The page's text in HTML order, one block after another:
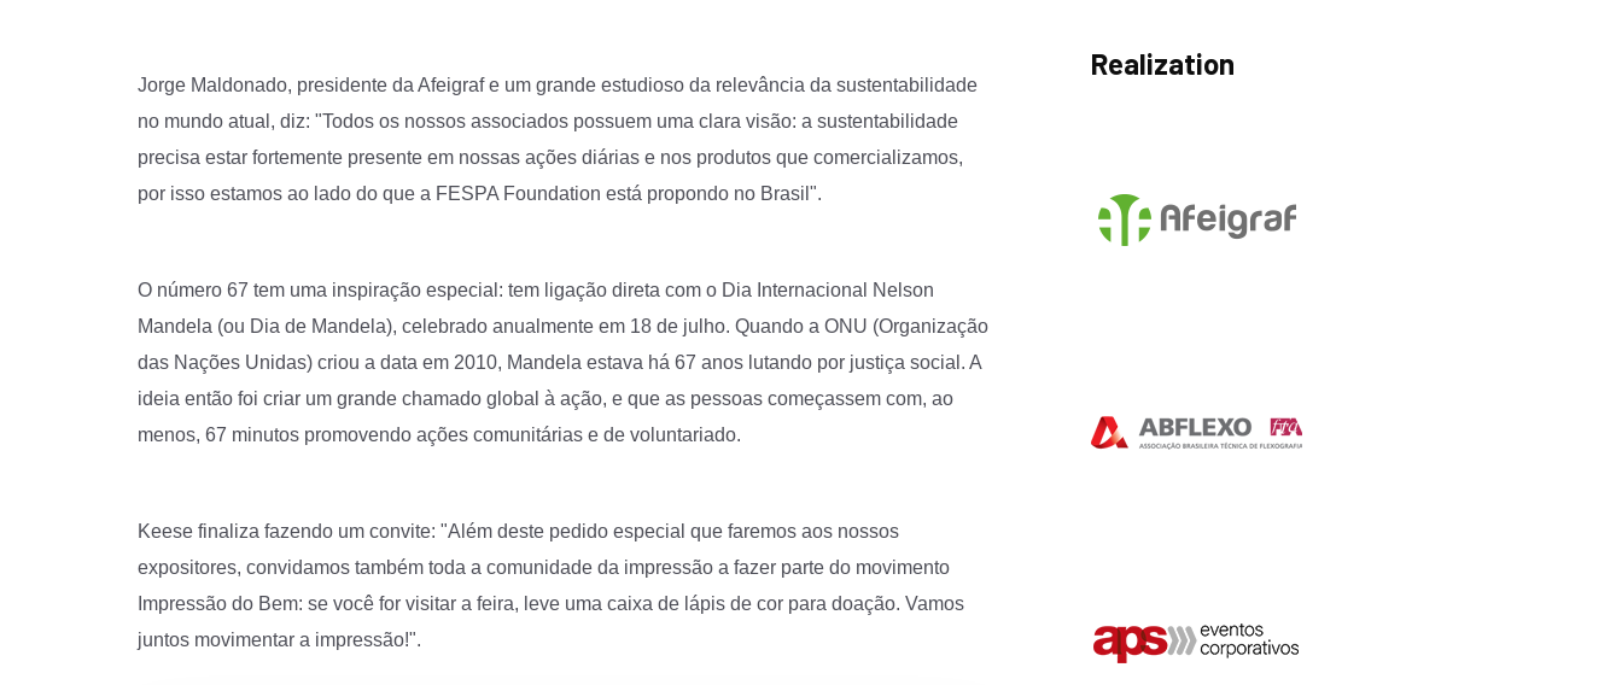
Jorge Maldonado, presidente da Afeigraf e um grande estudioso da relevância da sustentabilidade
no mundo atual, diz: "Todos os nossos associados possuem uma clara visão: a sustentabilidade
precisa estar fortemente presente em nossas ações diárias e nos produtos que comercializamos,
por isso estamos ao lado do que a FESPA Foundation está propondo no Brasil".
O número 67 tem uma inspiração especial: tem ligação direta com o Dia Internacional Nelson
Mandela (ou Dia de Mandela), celebrado anualmente em 18 de julho. Quando a ONU (Organização
das Nações Unidas) criou a data em 2010, Mandela estava há 67 anos lutando por justiça social. A
ideia então foi criar um grande chamado global à ação, e que as pessoas começassem com, ao
menos, 67 minutos promovendo ações comunitárias e de voluntariado.
Keese finaliza fazendo um convite: "Além deste pedido especial que faremos aos nossos
expositores, convidamos também toda a comunidade da impressão a fazer parte do movimento
Impressão do Bem: se você for visitar a feira, leve uma caixa de lápis de cor para doação. Vamos
juntos movimentar a impressão!".
Realization